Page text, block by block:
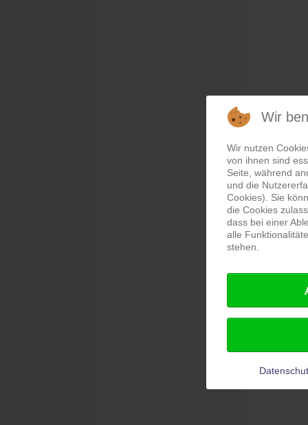
Wir
Wir nutzen
von ihnen sind
Seite, während
und die
Cookies). Sie
die Cookies
dass bei einer
alle
stehen.